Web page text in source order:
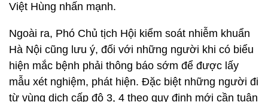
Việt Hùng nhấn mạnh.
Ngoài ra, Phó Chủ tịch Hội kiểm soát nhiễm khuẩn
Hà Nội cũng lưu ý, đối với những người khi có biểu
hiện mắc bệnh phải thông báo sớm để được lấy
mẫu xét nghiệm, phát hiện. Đặc biệt những người đi
từ vùng dịch cấp độ 3, 4 theo quy định mới cần tuân